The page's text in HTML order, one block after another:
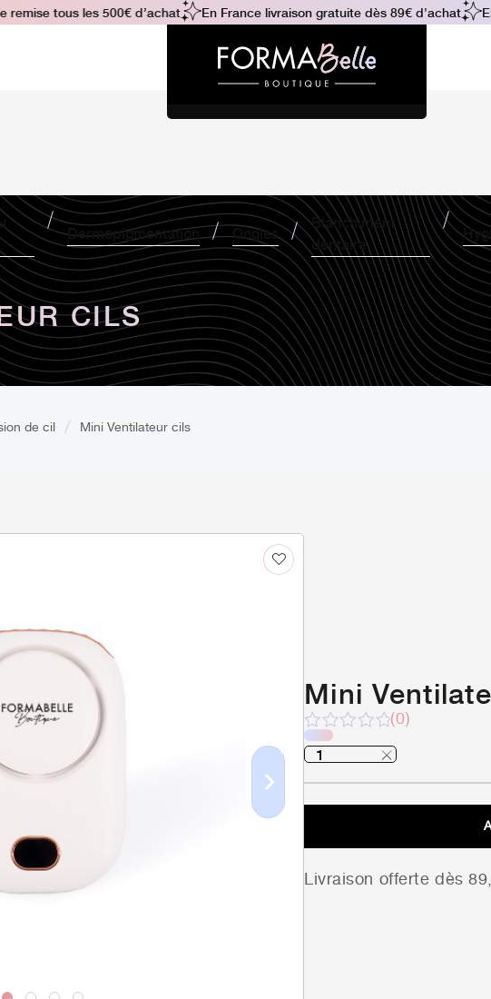
Dermopigmentation Ongles
Blanchiment
dentaire
tous les 500€ d’achat En France livraison gratuite dès 89€ d'achat En
CILS
de cil Mini Ventilateur cils
Next
Mini
Note
sur
(0)
Livraison offerte dès